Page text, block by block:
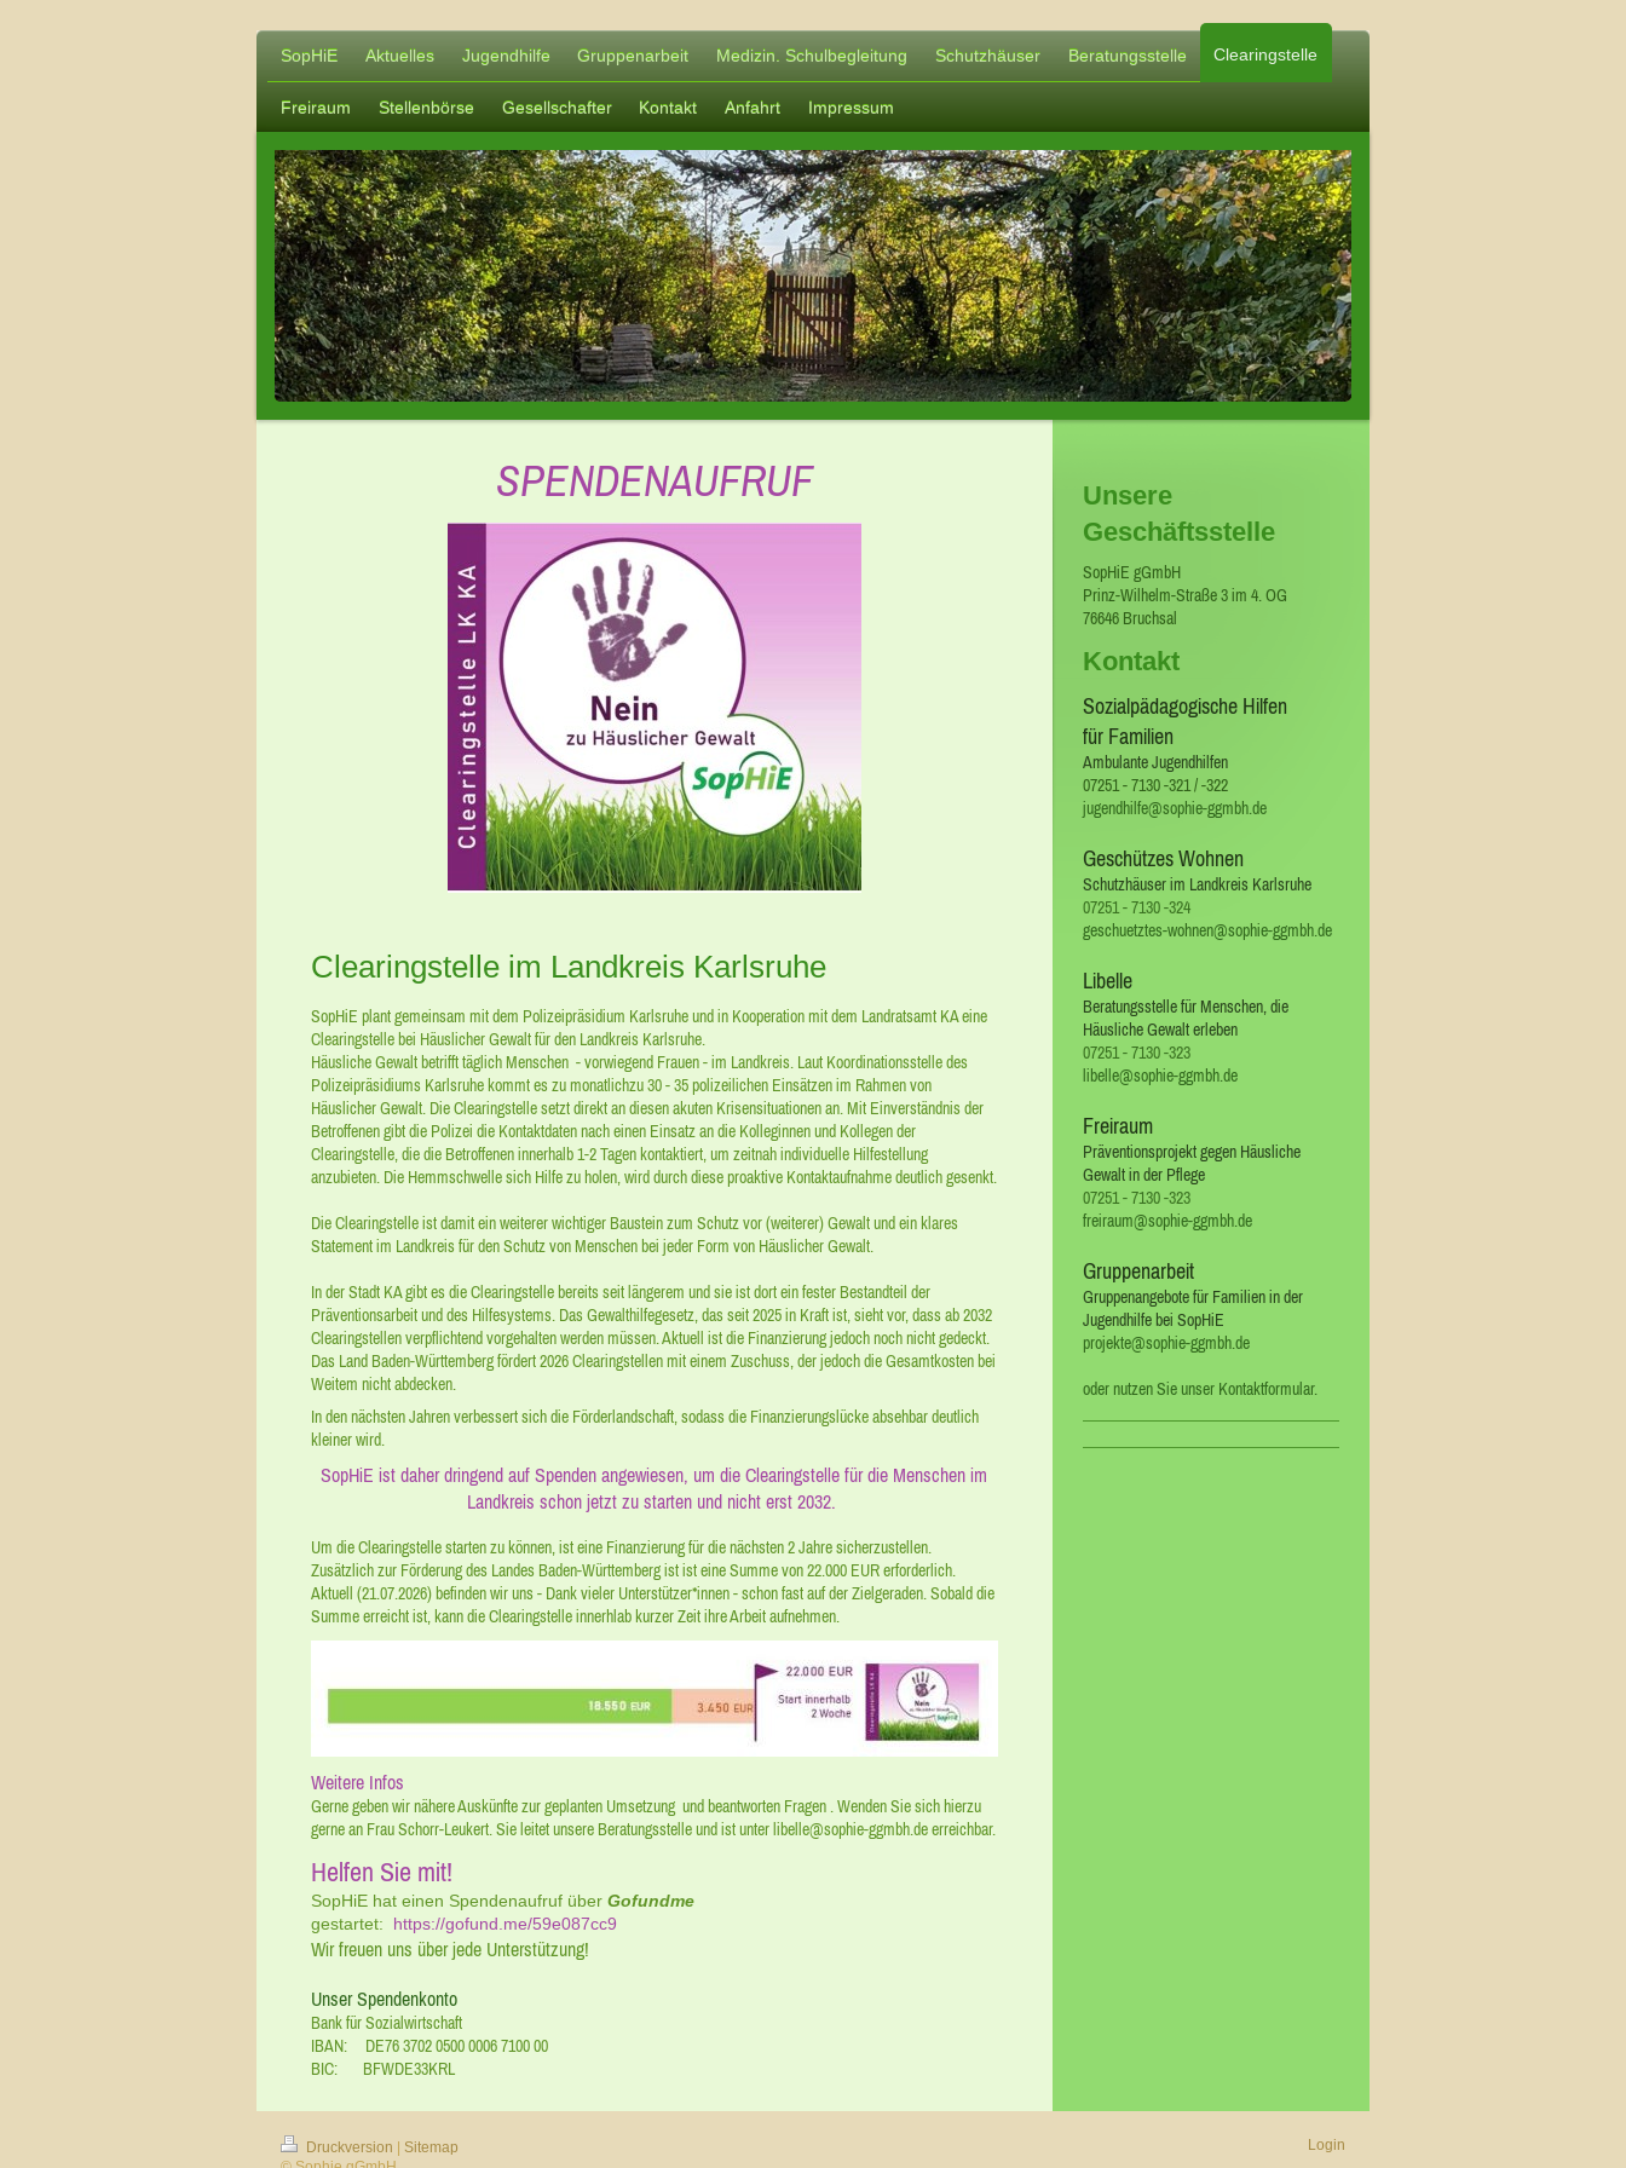
SopHiE Aktuelles Jugendhilfe Gruppenarbeit Medizin. Schulbegleitung Schutzhäuser Beratungsstelle Clearingstelle
Freiraum Stellenbörse Gesellschafter Kontakt Anfahrt Impressum
SPENDENAUFRUF
Clearingstelle im Landkreis Karlsruhe
SopHiE plant gemeinsam mit dem Polizeipräsidium Karlsruhe und in Kooperation mit dem Landratsamt KA eine
Clearingstelle bei Häuslicher Gewalt für den Landkreis Karlsruhe.
Häusliche Gewalt betrifft täglich Menschen - vorwiegend Frauen - im Landkreis. Laut Koordinationsstelle des
Polizeipräsidiums Karlsruhe kommt es zu monatlichzu 30 - 35 polizeilichen Einsätzen im Rahmen von
Häuslicher Gewalt. Die Clearingstelle setzt direkt an diesen akuten Krisensituationen an. Mit Einverständnis der
Betroffenen gibt die Polizei die Kontaktdaten nach einen Einsatz an die Kolleginnen und Kollegen der
Clearingstelle, die die Betroffenen innerhalb 1-2 Tagen kontaktiert, um zeitnah individuelle Hilfestellung
anzubieten. Die Hemmschwelle sich Hilfe zu holen, wird durch diese proaktive Kontaktaufnahme deutlich gesenkt.
Die Clearingstelle ist damit ein weiterer wichtiger Baustein zum Schutz vor (weiterer) Gewalt und ein klares
Statement im Landkreis für den Schutz von Menschen bei jeder Form von Häuslicher Gewalt.
In der Stadt KA gibt es die Clearingstelle bereits seit längerem und sie ist dort ein fester Bestandteil der
Präventionsarbeit und des Hilfesystems. Das Gewalthilfegesetz, das seit 2025 in Kraft ist, sieht vor, dass ab 2032
Clearingstellen verpflichtend vorgehalten werden müssen. Aktuell ist die Finanzierung jedoch noch nicht gedeckt.
Das Land Baden-Württemberg fördert 2026 Clearingstellen mit einem Zuschuss, der jedoch die Gesamtkosten bei
Weitem nicht abdecken.
In den nächsten Jahren verbessert sich die Förderlandschaft, sodass die Finanzierungslücke absehbar deutlich
kleiner wird.
SopHiE ist daher dringend auf Spenden angewiesen, um die Clearingstelle für die Menschen im
Landkreis schon jetzt zu starten und nicht erst 2032.
Um die Clearingstelle starten zu können, ist eine Finanzierung für die nächsten 2 Jahre sicherzustellen.
Zusätzlich zur Förderung des Landes Baden-Württemberg ist ist eine Summe von 22.000 EUR erforderlich.
Aktuell (21.07.2026) befinden wir uns - Dank vieler Unterstützer*innen - schon fast auf der Zielgeraden. Sobald die
Summe erreicht ist, kann die Clearingstelle innerhlab kurzer Zeit ihre Arbeit aufnehmen.
Weitere Infos
Gerne geben wir nähere Auskünfte zur geplanten Umsetzung und beantworten Fragen . Wenden Sie sich hierzu
gerne an Frau Schorr-Leukert. Sie leitet unsere Beratungsstelle und ist unter libelle@sophie-ggmbh.de erreichbar.
Helfen Sie mit!
SopHiE hat einen Spendenaufruf über Gofundme
gestartet: https://gofund.me/59e087cc9
Wir freuen uns über jede Unterstützung!
Unser Spendenkonto
Bank für Sozialwirtschaft
IBAN: DE76 3702 0500 0006 7100 00
BIC: BFWDE33KRL
Unsere
Geschäftsstelle
SopHiE gGmbH
Prinz-Wilhelm-Straße 3 im 4. OG
76646 Bruchsal
Kontakt
Sozialpädagogische Hilfen
für Familien
Ambulante Jugendhilfen
07251 - 7130 -321 / -322
jugendhilfe@sophie-ggmbh.de
Geschützes Wohnen
Schutzhäuser im Landkreis Karlsruhe
07251 - 7130 -324
geschuetztes-wohnen@sophie-ggmbh.de
Libelle
Beratungsstelle für Menschen, die
Häusliche Gewalt erleben
07251 - 7130 -323
libelle@sophie-ggmbh.de
Freiraum
Präventionsprojekt gegen Häusliche
Gewalt in der Pflege
07251 - 7130 -323
freiraum@sophie-ggmbh.de
Gruppenarbeit
Gruppenangebote für Familien in der
Jugendhilfe bei SopHiE
projekte@sophie-ggmbh.de
oder nutzen Sie unser Kontaktformular.
Druckversion
Sitemap
Login